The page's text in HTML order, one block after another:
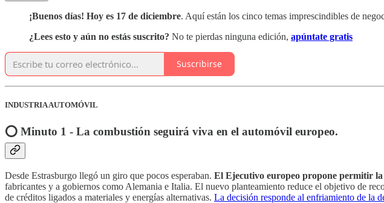
¡Buenos días! Hoy es 17 de diciembre. Aquí están los cinco temas imprescindibles de
¿Lees esto y aún no estás suscrito? No te pierdas ninguna edición, apúntate gratis
Suscribirse
INDUSTRIA AUTOMÓVIL
⭕️ Minuto 1 - La combustión seguirá viva en el automóvil europeo.
Desde Estrasburgo llegó un giro que pocos esperaban. El Ejecutivo europeo propone permitir la
fabricantes y a gobiernos como Alemania e Italia. El nuevo planteamiento reduce el objetivo de
de créditos ligados a materiales y energías alternativas. La decisión responde al enfriamiento de la